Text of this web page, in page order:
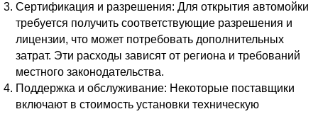
Сертификация и разрешения: Для открытия автомойки
требуется получить соответствующие разрешения и
лицензии, что может потребовать дополнительных
затрат. Эти расходы зависят от региона и требований
местного законодательства.
Поддержка и обслуживание: Некоторые поставщики
включают в стоимость установки техническую